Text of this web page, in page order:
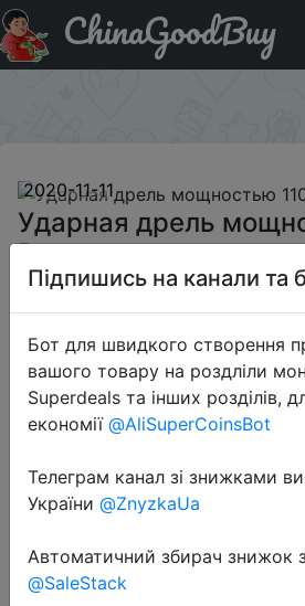
Промокод на знижку BGVVEHD1
мощностью 1100 Вт
ChinaGoodBuy
2020-11-11
Ударная дрель
Вт
Промокод:
Підпишись на канали та
Бот для швидкого створення
вашого товару на роздліли
Superdeals та інших розділів,
економії @AliSuperCoinsBot
Телеграм канал зі знижками
України @ZnyzkaUa
Автоматичний збирач знижок
@SaleStack